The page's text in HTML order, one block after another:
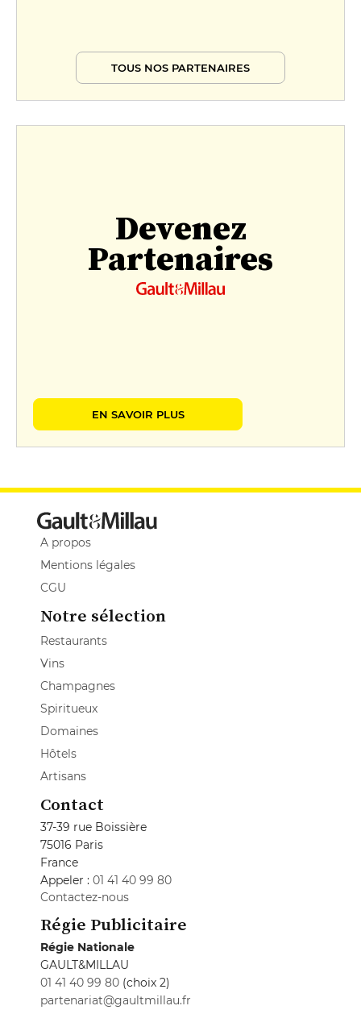
TOUS NOS PARTENAIRES
Devenez
Partenaires
EN SAVOIR PLUS
A propos
Mentions légales
CGU
Notre sélection
Restaurants
Vins
Champagnes
Spiritueux
Domaines
Hôtels
Artisans
Contact
37-39 rue Boissière
75016 Paris
France
Appeler : 01 41 40 99 80
Contactez-nous
Régie Publicitaire
Régie Nationale
GAULT&MILLAU
01 41 40 99 80 (choix 2)
partenariat@gaultmillau.fr